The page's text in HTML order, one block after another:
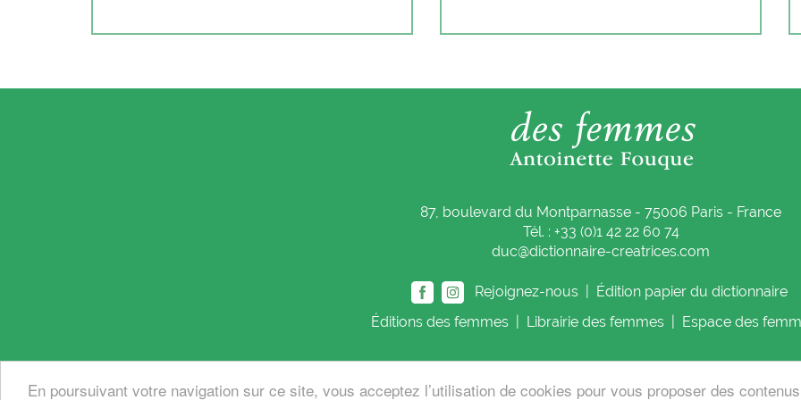
En poursuivant votre navigation sur ce site, vous acceptez l’utilisation de cookies pour vous proposer des
87, boulevard du Montparnasse - 75006 Paris - France
Tél. : +33 (0)1 42 22 60 74
duc@dictionnaire-creatrices.com
Rejoignez-nous |
Édition papier du dictionnaire
Éditions des femmes Librairie des femmes Espace des
© 2026, éditionsdes femmes- Antoinette Fouque